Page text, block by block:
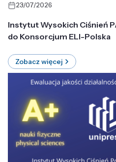
23/07/2026
Instytut Wysokich Ciśnień
do Konsorcjum ELI-Polska
Zobacz więcej